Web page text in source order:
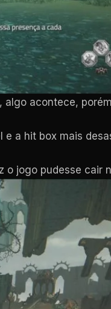
acontece,
a hit box mais
jogo pudesse cair